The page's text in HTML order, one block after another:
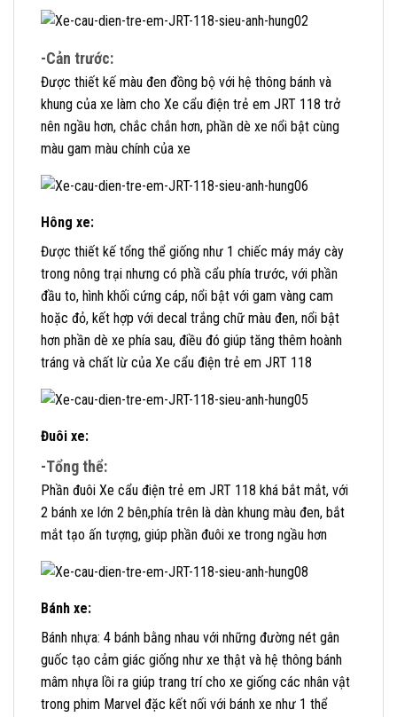
-Cản trước:
Được thiết kế màu đen đồng bộ với hệ thông bánh và
khung của xe làm cho Xe cẩu điện trẻ em JRT 118 trở
nên ngầu hơn, chắc chắn hơn, phần dè xe nổi bật cùng
màu gam màu chính của xe
Hông xe:
Được thiết kế tổng thể giống như 1 chiếc máy máy cày
trong nông trại nhưng có phầ cẩu phía trước, với phần
đầu to, hình khối cứng cáp, nổi bật với gam vàng cam
hoặc đỏ, kết hợp với decal trắng chữ màu đen, nổi bật
hơn phần dè xe phía sau, điều đó giúp tăng thêm hoành
tráng và chất lừ của Xe cẩu điện trẻ em JRT 118
Đuôi xe:
-Tổng thể:
Phần đuôi Xe cẩu điện trẻ em JRT 118 khá bắt mắt, với
2 bánh xe lớn 2 bên,phía trên là dàn khung màu đen, bắt
mắt tạo ấn tượng, giúp phần đuôi xe trong ngầu hơn
Bánh xe:
Bánh nhựa: 4 bánh bằng nhau với những đường nét gân
guốc tạo cảm giác giống như xe thật và hệ thông bánh
mâm nhựa lồi ra giúp trang trí cho xe giống các nhân vật
trong phim Marvel đặc kết nối với bánh xe như 1 thể